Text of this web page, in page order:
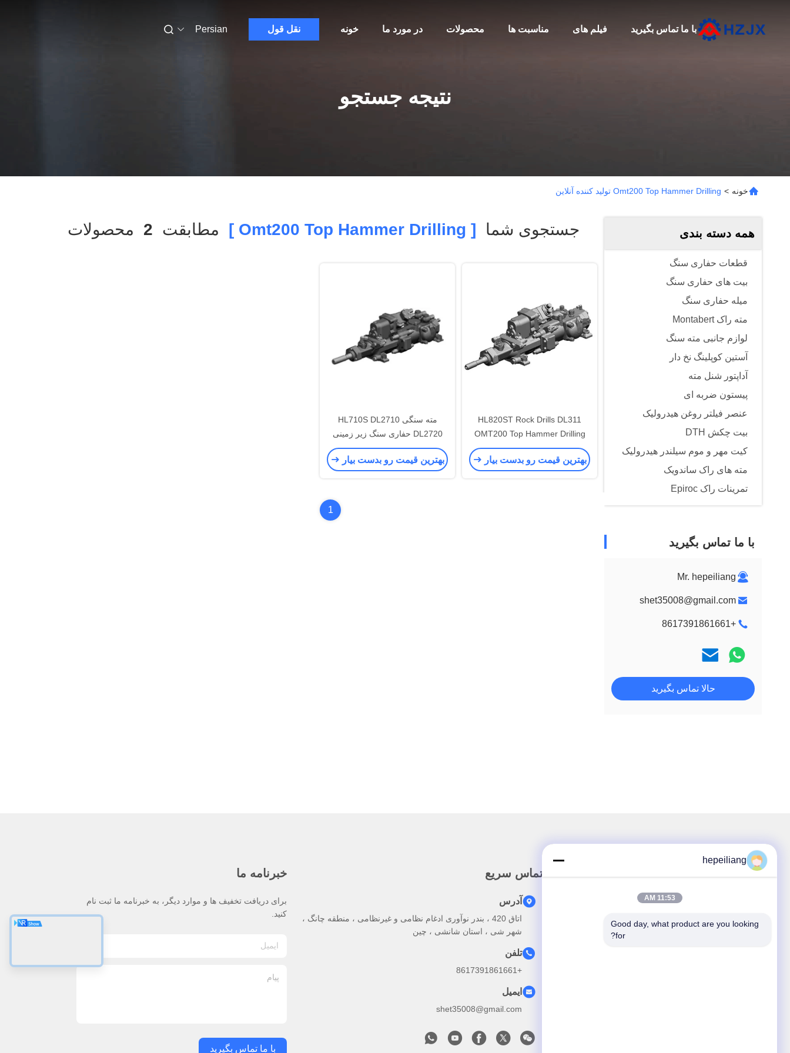
خونه در مورد ما محصولات مناسبت ها فیلم های با ما تماس بگیرید نقل قول Persian
نتیجه جستجو
خونه > Omt200 Top Hammer Drilling تولید کننده آنلاین
همه دسته بندی
قطعات حفاری سنگ
بیت های حفاری سنگ
میله حفاری سنگ
مته راک Montabert
لوازم جانبی مته سنگ
آستین کوپلینگ نخ دار
آداپتور شنل مته
پیستون ضربه ای
عنصر فیلتر روغن هیدرولیک
بیت چکش DTH
کیت مهر و موم سیلندر هیدرولیک
مته های راک ساندویک
تمرینات راک Epiroc
با ما تماس بگیرید
Mr. hepeiliang
shet35008@gmail.com
+8617391861661
حالا تماس بگیرید
جستجوی شما [ Omt200 Top Hammer Drilling ] مطابقت 2 محصولات
HL820ST Rock Drills DL311
OMT200 Top Hammer Drilling
بهترین قیمت رو بدست بیار
مته سنگی HL710S DL2710
DL2720 حفاری سنگ زیر زمینی
بهترین قیمت رو بدست بیار
1
محصولات
تماس سریع
آدرس
اتاق 420 ، بندر نوآوری ادغام نظامی و غیرنظامی ، منطقه چانگ ،
شهر شی ، استان شانشی ، چین
تلفن
+8617391861661
ایمیل
shet35008@gmail.com
خبرنامه ما
برای دریافت تخفیف ها و موارد دیگر، به خبرنامه ما ثبت نام
کنید.
با ما تماس بگیرید
hepeiliang
11:53 AM
Good day, what product are you looking
for?